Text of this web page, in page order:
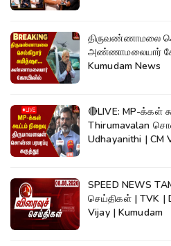
திருவண்ணாமலை
அண்ணாமலையார்
Kumudam News
🔴LIVE: MP-க்கள்
Thirumavalan
Udhayanithi
SPEED NEWS
செய்திகள் | TVK |
Vijay | Kumudam